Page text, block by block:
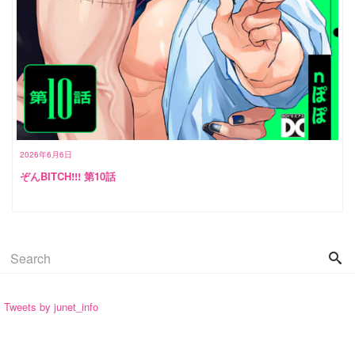
2026年6月6日
ぞんBITCH!!! 第10話
Tweets by junet_info